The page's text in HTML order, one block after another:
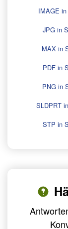
IMAGE
JPG in
MAX in
PDF in
PNG in
SLDPRT
STP in